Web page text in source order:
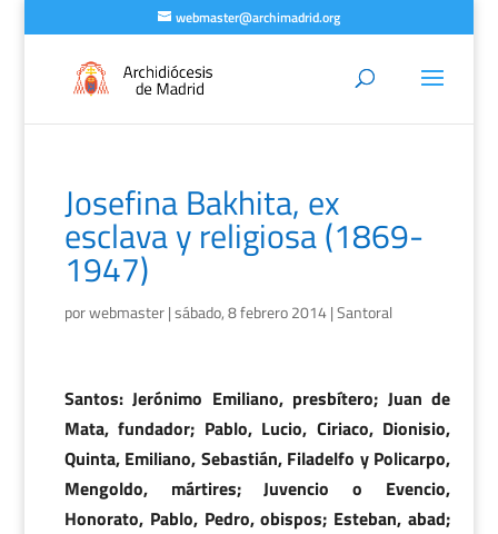
webmaster@archimadrid.org
Josefina Bakhita, ex
esclava y religiosa (1869-
1947)
porwebmaster|sábado, 8 febrero 2014|Santoral
Santos: Jerónimo Emiliano, presbítero; Juan de
Mata, fundador; Pablo, Lucio, Ciriaco, Dionisio,
Quinta, Emiliano, Sebastián, Filadelfo y Policarpo,
Mengoldo, mártires; Juvencio o Evencio,
Honorato, Pablo, Pedro, obispos; Esteban, abad;